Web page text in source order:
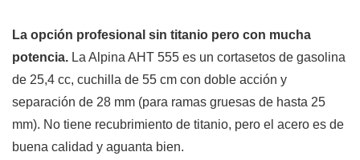
La opción profesional sin titanio pero con mucha
potencia. La Alpina AHT 555 es un cortasetos de gasolina
de 25,4 cc, cuchilla de 55 cm con doble acción y
separación de 28 mm (para ramas gruesas de hasta 25
mm). No tiene recubrimiento de titanio, pero el acero es de
buena calidad y aguanta bien.